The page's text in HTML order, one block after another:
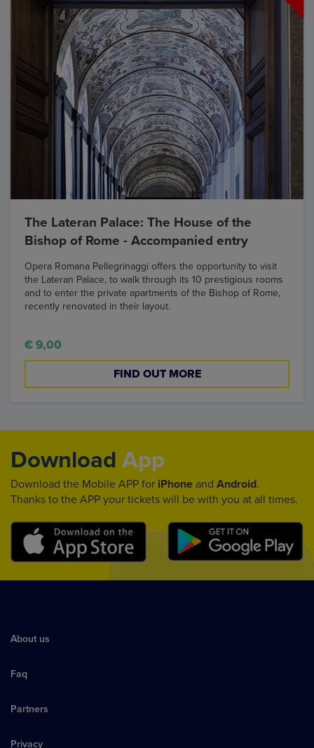
The Lateran Palace: The House of the
Bishop of Rome - Accompanied entry
Opera Romana Pellegrinaggi offers the opportunity to visit
the Lateran Palace, to walk through its 10 prestigious rooms
and to enter the private apartments of the Bishop of Rome,
recently renovated in their layout.
€ 9,00
FIND OUT MORE
Download App
Download the Mobile APP for iPhone and Android.
Thanks to the APP your tickets will be with you at all times.
About us
Faq
Partners
Privacy